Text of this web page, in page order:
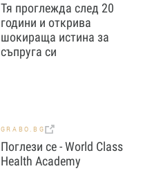
Тя проглежда след 20
години и открива
шокираща истина за
съпруга си
GRABO.BG
Поглези се - World Class
Health Academy